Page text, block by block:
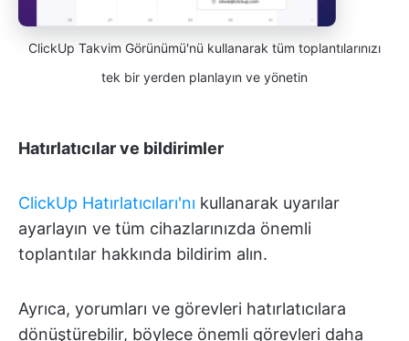
ClickUp Takvim Görünümü'nü kullanarak tüm toplantılarınızı
tek bir yerden planlayın ve yönetin
Hatırlatıcılar ve bildirimler
ClickUp Hatırlatıcıları'nı kullanarak uyarılar
ayarlayın ve tüm cihazlarınızda önemli
toplantılar hakkında bildirim alın.
Ayrıca, yorumları ve görevleri hatırlatıcılara
dönüştürebilir, böylece önemli görevleri daha